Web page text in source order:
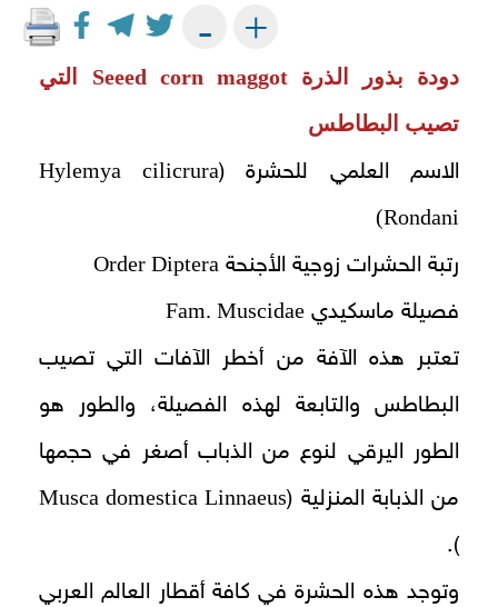
+
-
دودة بذور الذرة Seeed corn maggot
التي
تصيب البطاطس
الاسم العلمي للحشرة (Hylemya cilicrura
(Rondani
رتبة الحشرات زوجية الأجنحة Order Diptera
فصيلة ماسكيدي Fam. Muscidae
تعتبر هذه الآفة من أخطر الآفات التي تصيب
البطاطس والتابعة لهذه الفصيلة، والطور هو
الطور اليرقي لنوع من الذباب أصغر في حجمها
من الذبابة المنزلية (Musca domestica Linnaeus
).
وتوجد هذه الحشرة في كافة أقطار العالم العربي